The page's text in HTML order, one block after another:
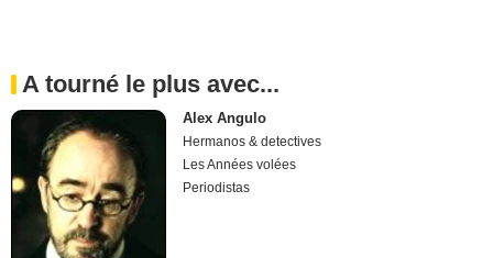
A tourné le plus avec...
Alex Angulo
Hermanos & detectives
Les Années volées
Periodistas